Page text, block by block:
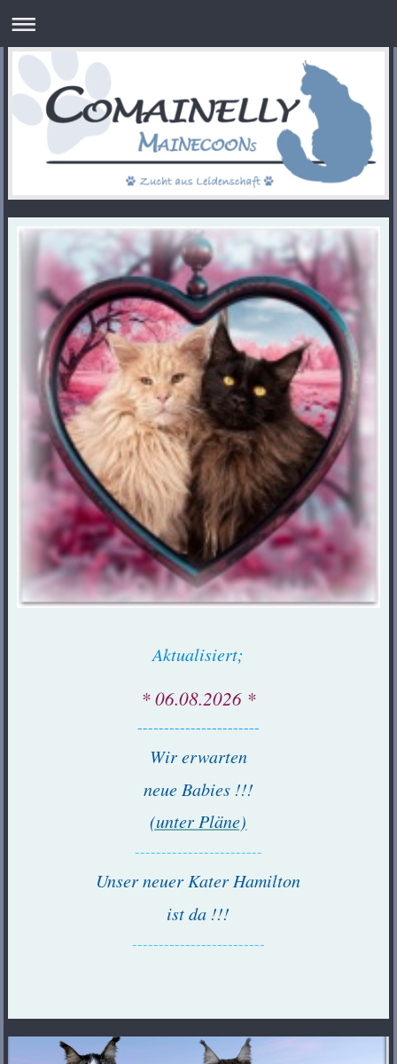
Aktualisiert;
* 06.08.2026 *
-----------------------
Wir erwarten
neue Babies !!!
(unter Pläne)
------------------------
Unser neuer Kater Hamilton
ist da !!!
-------------------------